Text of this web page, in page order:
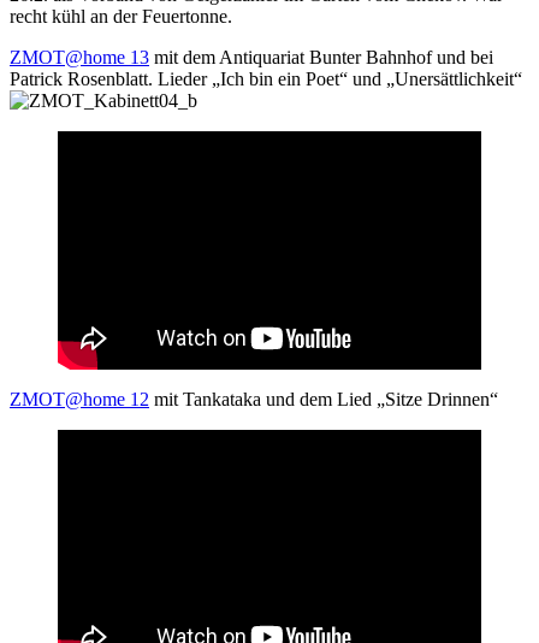
recht kühl an der Feuertonne.
ZMOT@home 13 mit dem Antiquariat Bunter Bahnhof und bei
Patrick Rosenblatt. Lieder „Ich bin ein Poet“ und „Unersättlichkeit“
ZMOT@home 12 mit Tankataka und dem Lied „Sitze Drinnen“